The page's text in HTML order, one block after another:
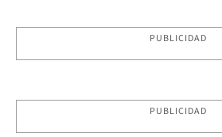
PUBLICIDAD
PUBLICIDAD